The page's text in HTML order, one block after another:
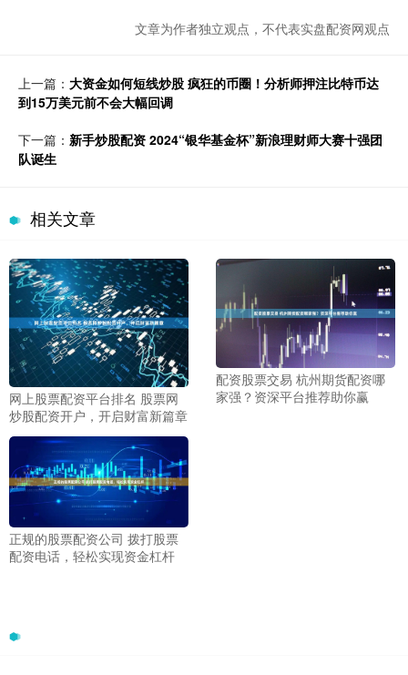
文章为作者独立观点，不代表实盘配资网观点
上一篇： 大资金如何短线炒股 疯狂的币圈！分析师押注比特币达
到15万美元前不会大幅回调
下一篇： 新手炒股配资 2024“银华基金杯”新浪理财师大赛十强团
队诞生
相关文章
网上股票配资平台排名 股票网
炒股配资开户，开启财富新篇章
配资股票交易 杭州期货配资哪
家强？资深平台推荐助你赢
正规的股票配资公司 拨打股票
配资电话，轻松实现资金杠杆